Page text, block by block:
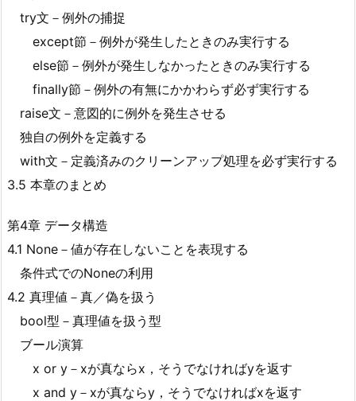
try文－例外の捕捉
except節－例外が発生したときのみ実行する
else節－例外が発生しなかったときのみ実行する
finally節－例外の有無にかかわらず必ず実行する
raise文－意図的に例外を発生させる
独自の例外を定義する
with文－定義済みのクリーンアップ処理を必ず実行する
3.5 本章のまとめ
第4章 データ構造
4.1 None－値が存在しないことを表現する
条件式でのNoneの利用
4.2 真理値－真／偽を扱う
bool型－真理値を扱う型
ブール演算
x or y－xが真ならx，そうでなければyを返す
x and y－xが真ならy，そうでなければxを返す